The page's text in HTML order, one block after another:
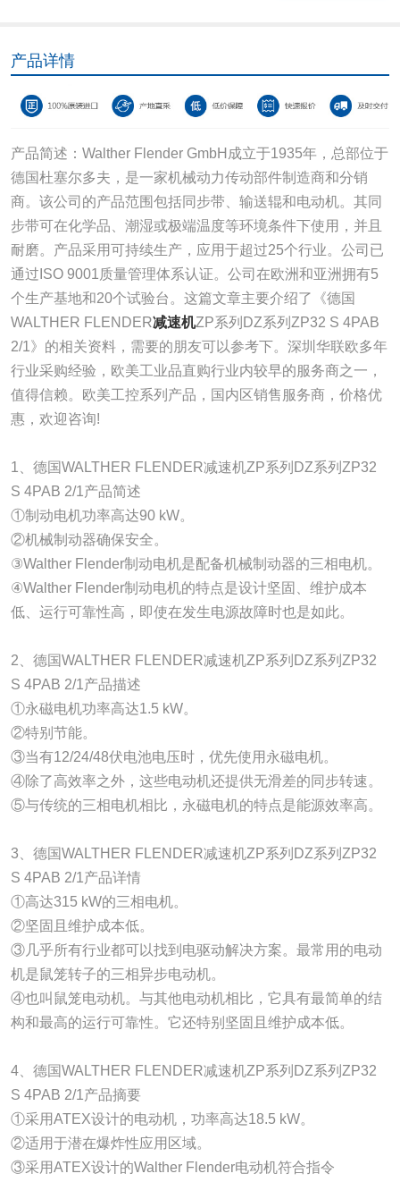
产品详情
产品简述：Walther Flender GmbH成立于1935年，总部位于
德国杜塞尔多夫，是一家机械动力传动部件制造商和分销
商。该公司的产品范围包括同步带、输送辊和电动机。其同
步带可在化学品、潮湿或极端温度等环境条件下使用，并且
耐磨。产品采用可持续生产，应用于超过25个行业。公司已
通过ISO 9001质量管理体系认证。公司在欧洲和亚洲拥有5
个生产基地和20个试验台。这篇文章主要介绍了《德国
WALTHER FLENDER减速机ZP系列DZ系列ZP32 S 4PAB
2/1》的相关资料，需要的朋友可以参考下。深圳华联欧多年
行业采购经验，欧美工业品直购行业内较早的服务商之一，
值得信赖。欧美工控系列产品，国内区销售服务商，价格优
惠，欢迎咨询!
1、德国WALTHER FLENDER减速机ZP系列DZ系列ZP32
S 4PAB 2/1产品简述
①制动电机功率高达90 kW。
②机械制动器确保安全。
③Walther Flender制动电机是配备机械制动器的三相电机。
④Walther Flender制动电机的特点是设计坚固、维护成本
低、运行可靠性高，即使在发生电源故障时也是如此。
2、德国WALTHER FLENDER减速机ZP系列DZ系列ZP32
S 4PAB 2/1产品描述
①永磁电机功率高达1.5 kW。
②特别节能。
③当有12/24/48伏电池电压时，优先使用永磁电机。
④除了高效率之外，这些电动机还提供无滑差的同步转速。
⑤与传统的三相电机相比，永磁电机的特点是能源效率高。
3、德国WALTHER FLENDER减速机ZP系列DZ系列ZP32
S 4PAB 2/1产品详情
①高达315 kW的三相电机。
②坚固且维护成本低。
③几乎所有行业都可以找到电驱动解决方案。最常用的电动
机是鼠笼转子的三相异步电动机。
④也叫鼠笼电动机。与其他电动机相比，它具有最简单的结
构和最高的运行可靠性。它还特别坚固且维护成本低。
4、德国WALTHER FLENDER减速机ZP系列DZ系列ZP32
S 4PAB 2/1产品摘要
①采用ATEX设计的电动机，功率高达18.5 kW。
②适用于潜在爆炸性应用区域。
③采用ATEX设计的Walther Flender电动机符合指令